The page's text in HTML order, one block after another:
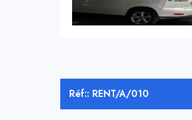
Réf:: RENT/A/010